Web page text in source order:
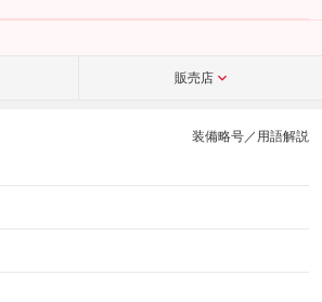
こちら
販売店
装備略号／用語解説